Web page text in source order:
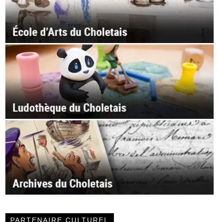
PARTENAIRE CULTUREL